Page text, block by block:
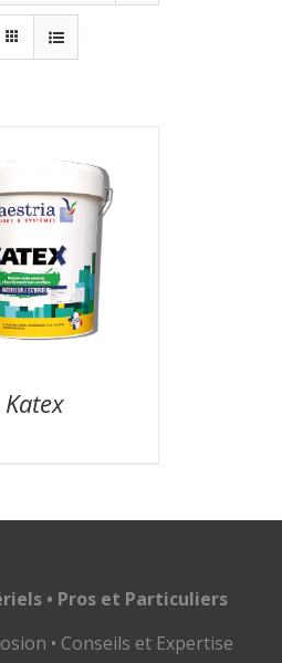
Katex
• Pros et Particuliers
• Conseils et Expertise